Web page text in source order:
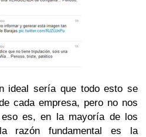
ideal sería que todo esto se
cada empresa, pero no nos
es, en la mayoría de los
razón fundamental es la